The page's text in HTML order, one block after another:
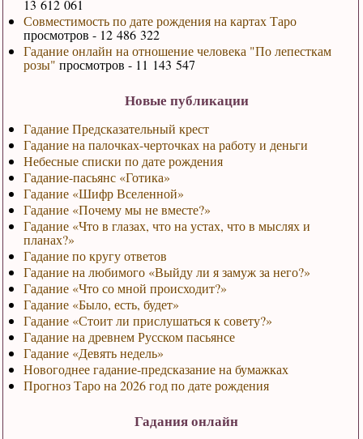
13 612 061
Совместимость по дате рождения на картах Таро
просмотров - 12 486 322
Гадание онлайн на отношение человека "По лепесткам
розы" просмотров - 11 143 547
Новые публикации
Гадание Предсказательный крест
Гадание на палочках-черточках на работу и деньги
Небесные списки по дате рождения
Гадание-пасьянс «Готика»
Гадание «Шифр Вселенной»
Гадание «Почему мы не вместе?»
Гадание «Что в глазах, что на устах, что в мыслях и
планах?»
Гадание по кругу ответов
Гадание на любимого «Выйду ли я замуж за него?»
Гадание «Что со мной происходит?»
Гадание «Было, есть, будет»
Гадание «Стоит ли прислушаться к совету?»
Гадание на древнем Русском пасьянсе
Гадание «Девять недель»
Новогоднее гадание-предсказание на бумажках
Прогноз Таро на 2026 год по дате рождения
Гадания онлайн